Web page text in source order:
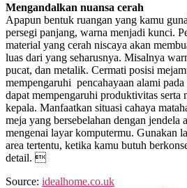
Mengandalkan nuansa cerah
Apapun bentuk ruangan yang kamu
persegi panjang, warna menjadi kunci.
material yang cerah niscaya akan
luas dari yang seharusnya. Misalnya
pucat, dan metalik. Cermati posisi
mempengaruhi pencahayaan alami pada
dapat mempengaruhi produktivitas serta
kepala. Manfaatkan situasi cahaya
meja yang bersebelahan dengan jendela
mengenai layar komputermu. Gunakan
area tertentu, ketika kamu butuh
detail. 
Source: idealhome.co.uk